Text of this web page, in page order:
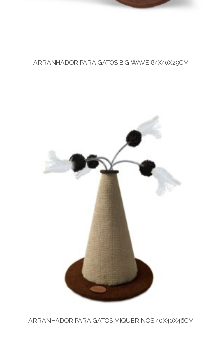
ARRANHADOR PARA GATOS BIG WAVE 84X40X29CM
Ver Opções
ARRANHADOR PARA GATOS MIQUERINOS 40X40X46CM
Comprar